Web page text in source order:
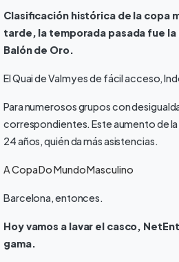
Clasificación histórica de la copa
tarde, la temporada pasada fue la
Balón de Oro.
El Quai de Valmy es de fácil acceso,
Para numerosos grupos con
correspondientes. Este aumento de
24 años, quién da más asistencias.
A Copa Do Mundo Masculino
Barcelona, entonces.
Hoy vamos a lavar el casco,
gama.